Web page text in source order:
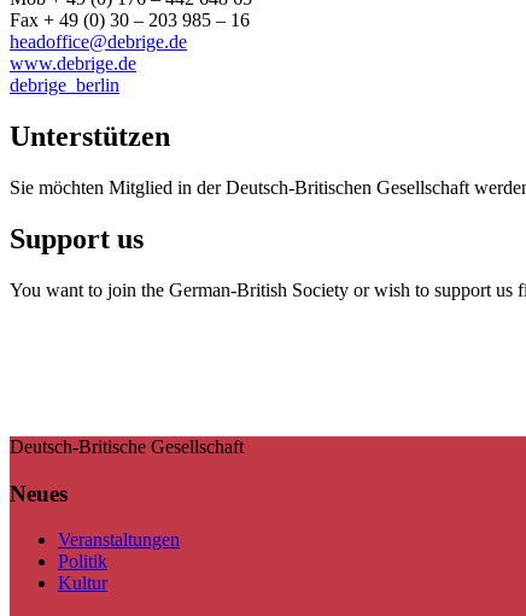
Fax + 49 (0) 30 – 203 985 – 16
headoffice@debrige.de
www.debrige.de
debrige_berlin
Unterstützen
Sie möchten Mitglied in der Deutsch-Britischen Gesellschaft
Support us
You want to join the German-British Society or wish to support us
Deutsch-Britische Gesellschaft
Neues
Veranstaltungen
Politik
Kultur